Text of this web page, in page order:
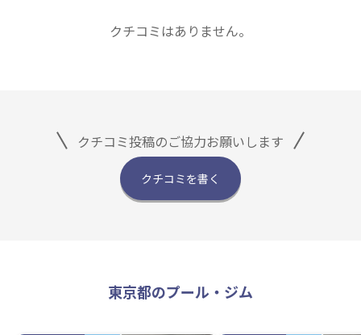
クチコミはありません。
クチコミ投稿のご協力お願いします
クチコミを書く
東京都のプール・ジム